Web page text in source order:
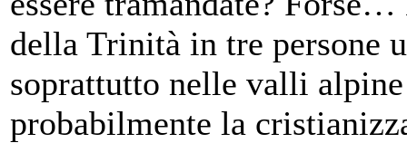
della Trinità in tre persone
soprattutto nelle valli
probabilmente la